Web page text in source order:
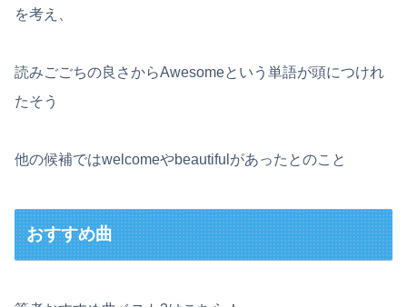
を考え、
読みごごちの良さからAwesomeという単語が頭につけれ
たそう
他の候補ではwelcomeやbeautifulがあったとのこと
おすすめ曲